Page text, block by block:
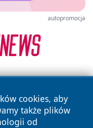
autopromocja
cookies, aby
także plików
od